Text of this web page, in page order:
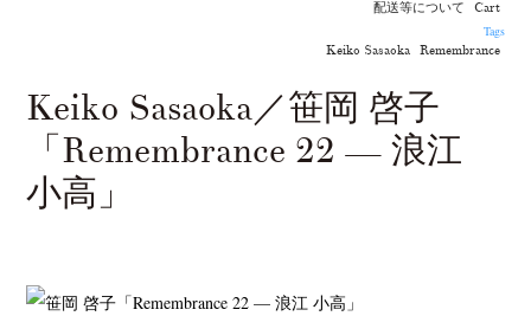
配送等について
Cart
Tags
Keiko Sasaoka Remembrance
Keiko Sasaoka／笹岡 啓子
「Remembrance 22 — 浪江
小高」